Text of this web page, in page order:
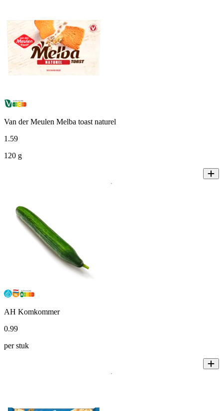
Van der Meulen Melba toast naturel
1 .59
120 g
AH Komkommer
0.99
per stuk